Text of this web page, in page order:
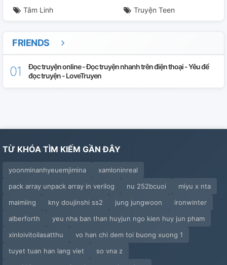
Vợ Ơi
Lần Cuối
Chất Vấn
Tâm Linh Truyện Teen
FRIENDS
Đọc truyện online - Đọc truyện nhanh trên điện thoại - Yêu để
đọc truyện - LoveTruyen
TỪ KHÓA TÌM KIẾM GẦN ĐÂY
yoonminanhyeuemjimina
xamloninreal
pack array unpack array in verilog
nu 252bcuoi
miyu x nta
maimiing
kny doujinshi ss2 jung jungwoon
ironwinter
alberforth
yeu nha ban than huyjun ngo kien huy jun pham
xinloivitoilasatthu
vo han chi dem toi buong xuong 1
tuyet tuan han lang viet
so vna z